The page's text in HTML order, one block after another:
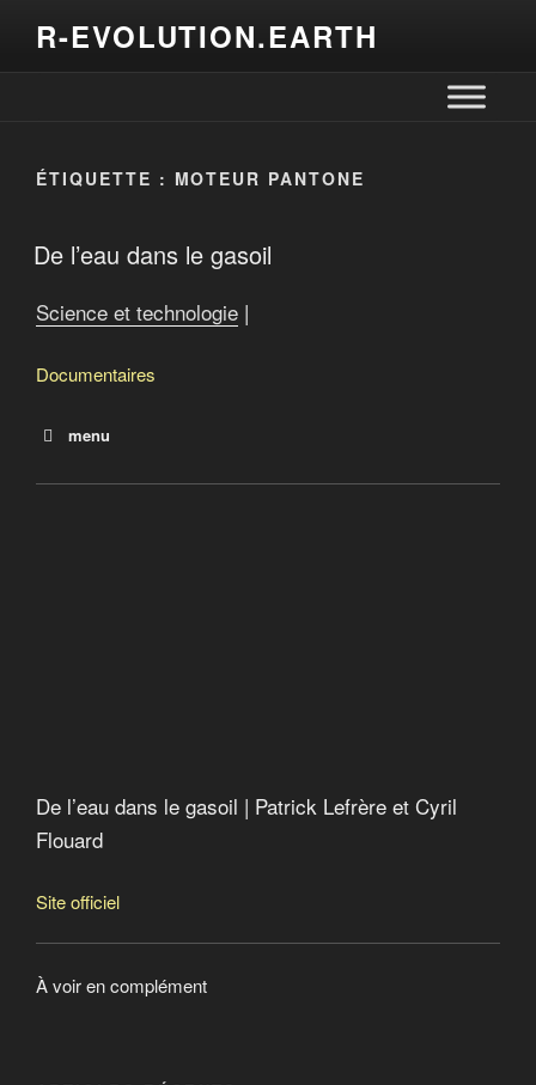
R-EVOLUTION.EARTH
ÉTIQUETTE : MOTEUR PANTONE
De l’eau dans le gasoil
Science et technologie |
Documentaires
menu
De l’eau dans le gasoil | Patrick Lefrère et Cyril
Flouard
Site officiel
À voir en complément